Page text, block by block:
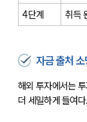
4단계
취득
자금 출처 소
해외 투자에서는
더 세밀하게 들여